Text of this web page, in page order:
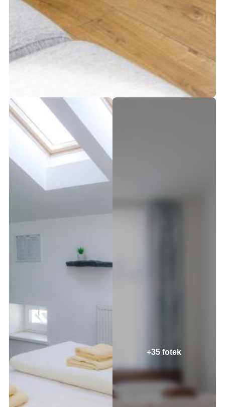
+35 fotek